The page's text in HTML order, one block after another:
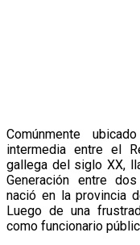
Comúnmente
intermedia entre el
gallega del siglo XX,
Generación entre
nació en la provincia
Luego de una
como funcionario